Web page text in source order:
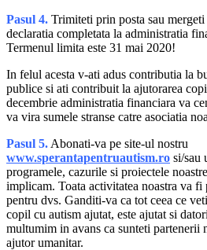
Pasul 4. Trimiteti prin posta sau
declaratia completata la administratia
Termenul limita este 31 mai 2020!
In felul acesta v-ati adus contributia la
publice si ati contribuit la ajutorarea
decembrie administratia financiara va
va vira sumele stranse catre asociatia
Pasul 5. Abonati-va pe site-ul nostru
www.sperantapentruautism.ro si/sau
programele, cazurile si proiectele
implicam. Toata activitatea noastra va fi
pentru dvs. Ganditi-va ca tot ceea ce
copil cu autism ajutat, este ajutat si
multumim in avans ca sunteti partenerii
ajutor umanitar.